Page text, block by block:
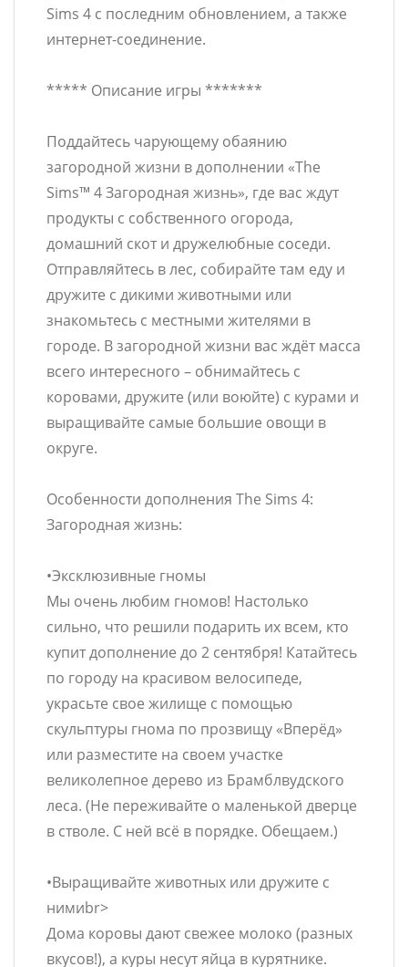
Sims 4 с последним обновлением, а также
интернет-соединение.
***** Описание игры *******
Поддайтесь чарующему обаянию
загородной жизни в дополнении «The
Sims™ 4 Загородная жизнь», где вас ждут
продукты с собственного огорода,
домашний скот и дружелюбные соседи.
Отправляйтесь в лес, собирайте там еду и
дружите с дикими животными или
знакомьтесь с местными жителями в
городе. В загородной жизни вас ждёт масса
всего интересного – обнимайтесь с
коровами, дружите (или воюйте) с курами и
выращивайте самые большие овощи в
округе.
Особенности дополнения The Sims 4:
Загородная жизнь:
•Эксклюзивные гномы
Мы очень любим гномов! Настолько
сильно, что решили подарить их всем, кто
купит дополнение до 2 сентября! Катайтесь
по городу на красивом велосипеде,
украсьте свое жилище с помощью
скульптуры гнома по прозвищу «Вперёд»
или разместите на своем участке
великолепное дерево из Брамблвудского
леса. (Не переживайте о маленькой дверце
в стволе. С ней всё в порядке. Обещаем.)
•Выращивайте животных или дружите с
нимиbr>
Дома коровы дают свежее молоко (разных
вкусов!), а куры несут яйца в курятнике.